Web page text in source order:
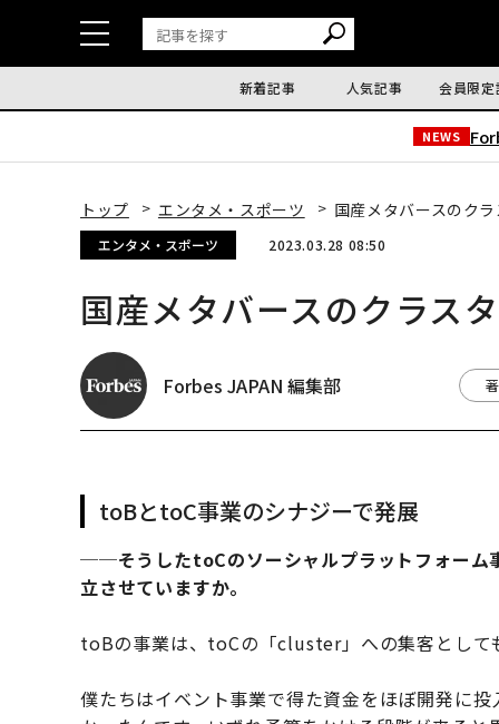
新着記事 人気記事 会員限定
NEWS
トップ エンタメ・スポーツ 国産メタバースのク
エンタメ・スポーツ 2023.03.28 08:50
国産メタバースのクラス
Forbes JAPAN 編集部
toBとtoC事業のシナジーで発展
──そうしたtoCのソーシャルプラットフォーム
立させていますか。
toBの事業は、toCの「cluster」への集客として
僕たちはイベント事業で得た資金をほぼ開発に